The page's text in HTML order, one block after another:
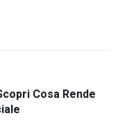
Cosa Rende